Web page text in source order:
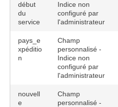
début
du
service
Indice non
configuré par
l'administrateur
pays_e
xpéditio
n
Champ
personnalisé -
Indice non
configuré par
l'administrateur
nouvell
e
Champ
personnalisé -